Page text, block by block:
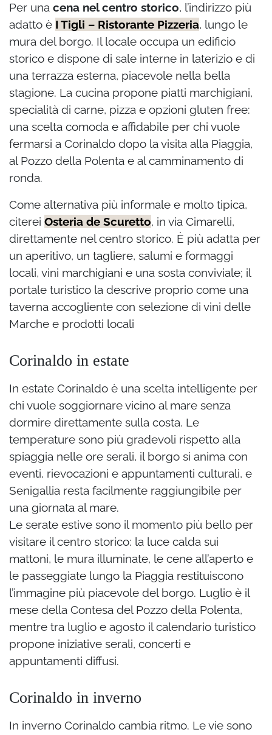
Per una cena nel centro storico, l’indirizzo più
adatto è I Tigli – Ristorante Pizzeria, lungo le
mura del borgo. Il locale occupa un edificio
storico e dispone di sale interne in laterizio e di
una terrazza esterna, piacevole nella bella
stagione. La cucina propone piatti marchigiani,
specialità di carne, pizza e opzioni gluten free:
una scelta comoda e affidabile per chi vuole
fermarsi a Corinaldo dopo la visita alla Piaggia,
al Pozzo della Polenta e al camminamento di
ronda.
Come alternativa più informale e molto tipica,
citerei Osteria de Scuretto, in via Cimarelli,
direttamente nel centro storico. È più adatta per
un aperitivo, un tagliere, salumi e formaggi
locali, vini marchigiani e una sosta conviviale; il
portale turistico la descrive proprio come una
taverna accogliente con selezione di vini delle
Marche e prodotti locali
Corinaldo in estate
In estate Corinaldo è una scelta intelligente per
chi vuole soggiornare vicino al mare senza
dormire direttamente sulla costa. Le
temperature sono più gradevoli rispetto alla
spiaggia nelle ore serali, il borgo si anima con
eventi, rievocazioni e appuntamenti culturali, e
Senigallia resta facilmente raggiungibile per
una giornata al mare.
Le serate estive sono il momento più bello per
visitare il centro storico: la luce calda sui
mattoni, le mura illuminate, le cene all’aperto e
le passeggiate lungo la Piaggia restituiscono
l’immagine più piacevole del borgo. Luglio è il
mese della Contesa del Pozzo della Polenta,
mentre tra luglio e agosto il calendario turistico
propone iniziative serali, concerti e
appuntamenti diffusi.
Corinaldo in inverno
In inverno Corinaldo cambia ritmo. Le vie sono